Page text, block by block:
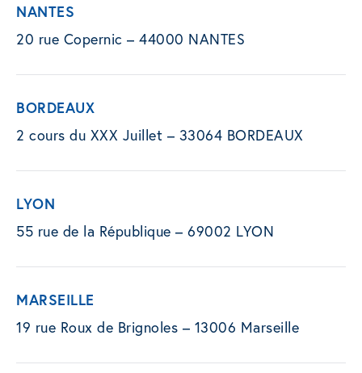
NANTES
20 rue Copernic – 44000 NANTES
BORDEAUX
2 cours du XXX Juillet – 33064 BORDEAUX
LYON
55 rue de la République – 69002 LYON
MARSEILLE
19 rue Roux de Brignoles – 13006 Marseille